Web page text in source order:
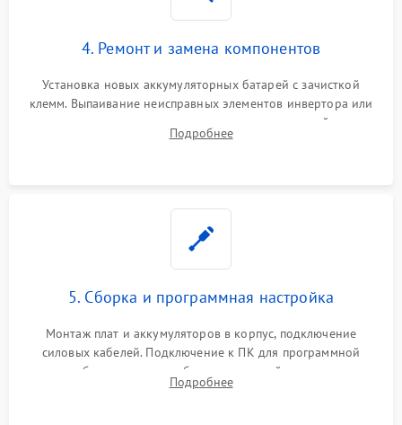
4. Ремонт и замена компонентов
Установка новых аккумуляторных батарей с зачисткой
клемм. Выпаивание неисправных элементов инвертора или
цепи зарядки и монтаж новых радиодеталей.
Восстановление поврежденных токоведущих дорожек и
Подробнее
5. Сборка и программная настройка
Монтаж плат и аккумуляторов в корпус, подключение
силовых кабелей. Подключение к ПК для программной
калибровки констант батареи, настройки порогов
срабатывания AVR и сброса счетчиков старения АКБ.
Подробнее